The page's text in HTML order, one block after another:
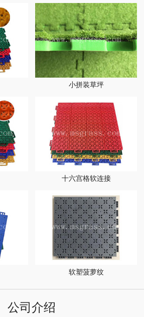
小拼装草坪
十六宫格软连接
软塑菠萝纹
公司介绍